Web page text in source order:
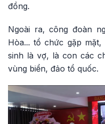
đồng.
Ngoài ra, công đoàn
Hòa... tổ chức gặp
sinh là vợ, là con các
vùng biển, đảo tổ quốc.